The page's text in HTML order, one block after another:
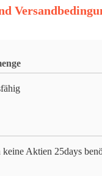
Aktien 25days